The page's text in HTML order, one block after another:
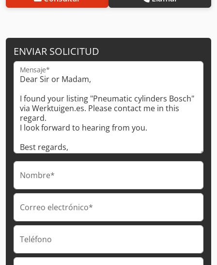
ENVIAR SOLICITUD
Mensaje*
Nombre*
Correo electrónico*
Teléfono